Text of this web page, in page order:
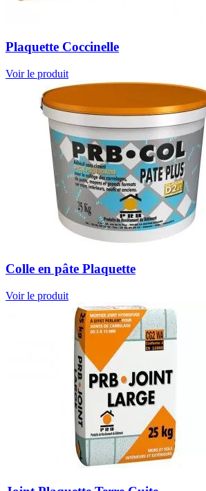
Plaquette Coccinelle
Voir le produit
Colle en pâte Plaquette
Voir le produit